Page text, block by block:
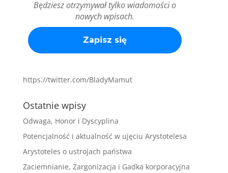
Będziesz otrzymywał tylko wiadomości o
nowych wpisach.
https://twitter.com/BladyMamut
Ostatnie wpisy
Odwaga, Honor i Dyscyplina
Potencjalność i aktualność w ujęciu Arystotelesa
Arystoteles o ustrojach państwa
Zaciemnianie, Żargonizacja i Gadka korporacyjna